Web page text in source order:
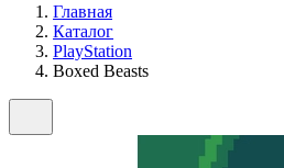
Главная
Каталог
PlayStation
Boxed Beasts